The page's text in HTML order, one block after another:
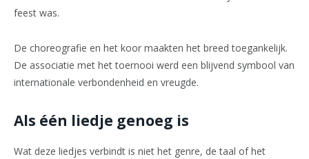
feest was.
De choreografie en het koor maakten het breed toegankelijk.
De associatie met het toernooi werd een blijvend symbool van
internationale verbondenheid en vreugde.
Als één liedje genoeg is
Wat deze liedjes verbindt is niet het genre, de taal of het